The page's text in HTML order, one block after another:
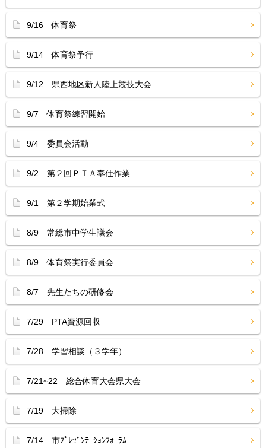
9/16 体育祭
9/14 体育祭予行
9/12 県西地区新人陸上競技大会
9/7 体育祭練習開始
9/4 委員会活動
9/2 第２回ＰＴＡ奉仕作業
9/1 第２学期始業式
8/9 常総市中学生議会
8/9 体育祭実行委員会
8/7 先生たちの研修会
7/29 PTA資源回収
7/28 学習相談（３学年）
7/21~22 総合体育大会県大会
7/19 大掃除
7/14 市ﾌﾟﾚｾﾞﾝﾃｰｼｮﾝﾌｫｰﾗﾑ